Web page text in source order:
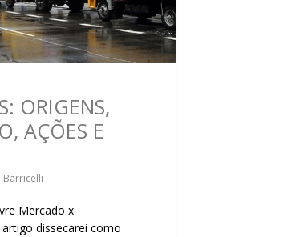
ORIGENS,
AÇÕES E
Barricelli
Mercado x
dissecarei como